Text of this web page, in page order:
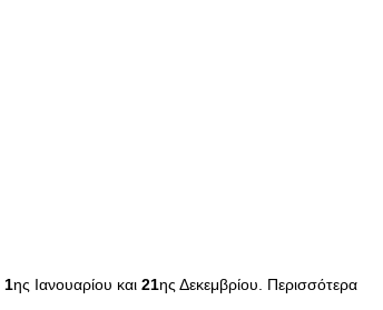
1ης Ιανουαρίου και 21ης Δεκεμβρίου. Περισσότερα